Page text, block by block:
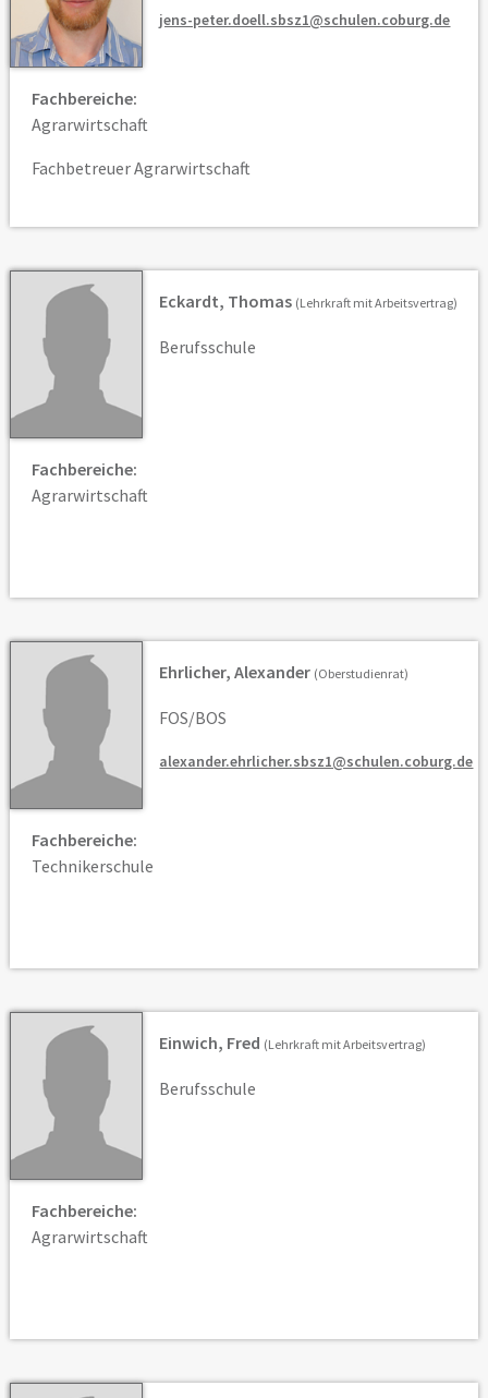
jens-peter.doell.sbsz1@schulen.coburg.de
Fachbereiche:
Agrarwirtschaft
Fachbetreuer Agrarwirtschaft
Eckardt, Thomas (Lehrkraft mit Arbeitsvertrag)
Berufsschule
Fachbereiche:
Agrarwirtschaft
Ehrlicher, Alexander (Oberstudienrat)
FOS/BOS
alexander.ehrlicher.sbsz1@schulen.coburg.de
Fachbereiche:
Technikerschule
Einwich, Fred (Lehrkraft mit Arbeitsvertrag)
Berufsschule
Fachbereiche:
Agrarwirtschaft